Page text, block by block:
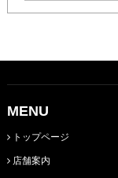
MENU
トップページ
店舗案内